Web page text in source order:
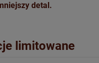
detal.
limitowane